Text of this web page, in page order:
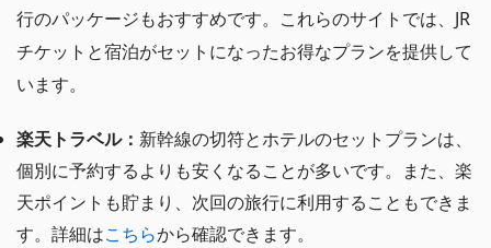
行のパッケージもおすすめです。これらのサイトでは、JR
チケットと宿泊がセットになったお得なプランを提供して
います。
楽天トラベル： 新幹線の切符とホテルのセットプランは、
個別に予約するよりも安くなることが多いです。また、楽
天ポイントも貯まり、次回の旅行に利用することもできま
す。詳細はこちらから確認できます。